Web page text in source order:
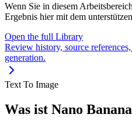
Wenn Sie in diesem
Ergebnis hier mit dem
Open the full Library
Review history, source
generation.
Text To Image
Was ist Nano